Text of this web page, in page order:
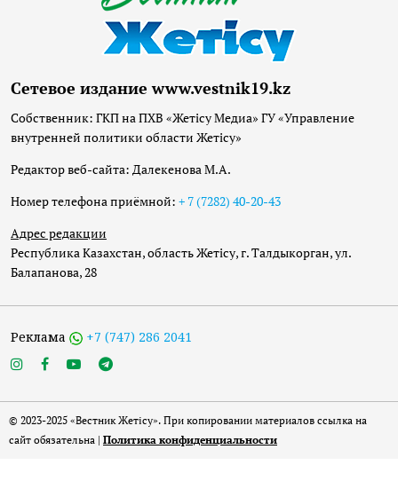
Сетевое издание www.vestnik19.kz
Собственник: ГКП на ПХВ «Жетісу Медиа» ГУ «Управление
внутренней политики области Жетісу»
Редактор веб-сайта: Далекенова М.А.
Номер телефона приёмной: + 7 (7282) 40-20-43
Адрес редакции
Республика Казахстан, область Жетісу, г. Талдыкорган, ул.
Балапанова, 28
Реклама +7 (747) 286 2041
© 2023-2025 «Вестник Жетісу». При копировании материалов ссылка на
сайт обязательна | Политика конфиденциальности